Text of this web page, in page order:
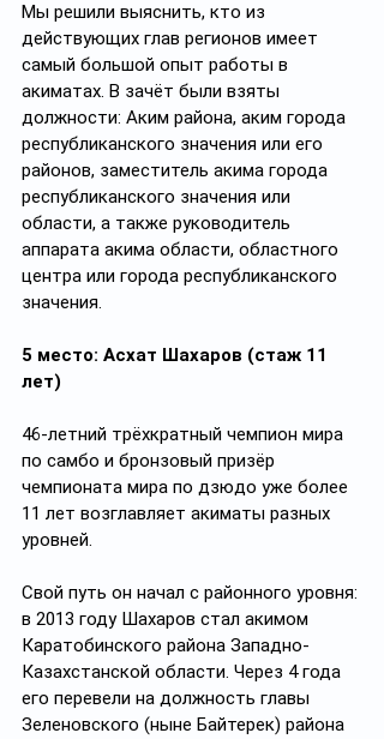
Мы решили выяснить, кто из
действующих глав регионов имеет
самый большой опыт работы в
акиматах. В зачёт были взяты
должности: Аким района, аким города
республиканского значения или его
районов, заместитель акима города
республиканского значения или
области, а также руководитель
аппарата акима области, областного
центра или города республиканского
значения.
5 место: Асхат Шахаров (стаж 11
лет)
46-летний трёхкратный чемпион мира
по самбо и бронзовый призёр
чемпионата мира по дзюдо уже более
11 лет возглавляет акиматы разных
уровней.
Свой путь он начал с районного уровня:
в 2013 году Шахаров стал акимом
Каратобинского района Западно-
Казахстанской области. Через 4 года
его перевели на должность главы
Зеленовского (ныне Байтерек) района